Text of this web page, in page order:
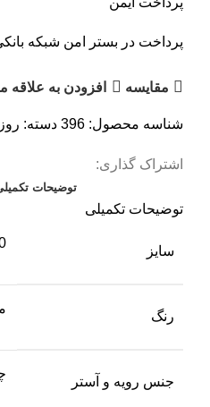
پرداخت در بستر امن شبکه
مقايسه افزودن به علاقه
شناسه محصول: 396 دسته:
اشتراک گذاری:
توضیحات
توضیحات تکمیلی
سایز
44
رنگ
جنس رویه و آستر